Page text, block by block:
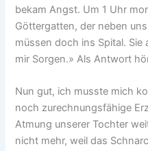
bekam Angst. Um 1 Uhr
Göttergatten, der neben
müssen doch ins Spital.
mir Sorgen.» Als Antwort
Nun gut, ich musste mich
noch zurechnungsfähige
Atmung unserer Tochter
nicht mehr, weil das